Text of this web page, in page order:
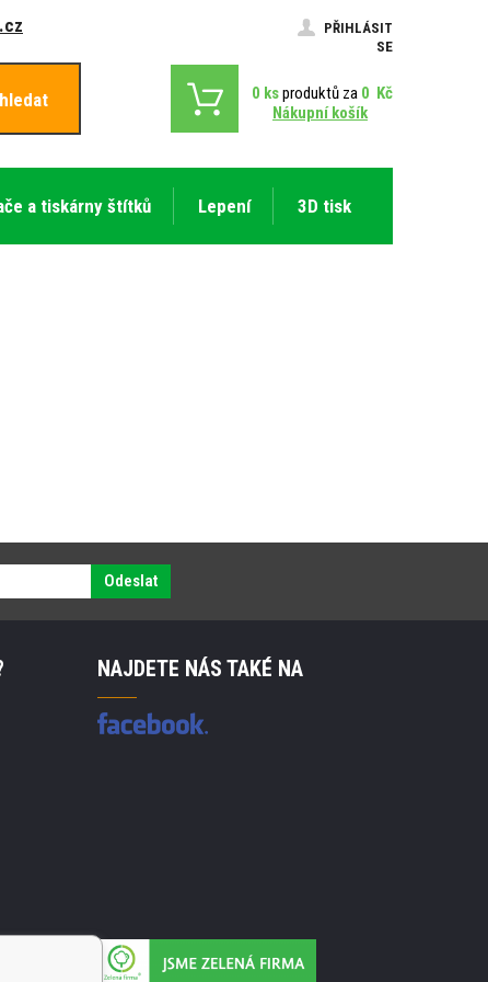
PŘIHLÁSIT
SE
0 ksproduktů za 0 Kč
Nákupní košík
a tiskárny štítků Lepení 3D tisk
Odeslat
NAJDETE NÁS TAKÉ NA